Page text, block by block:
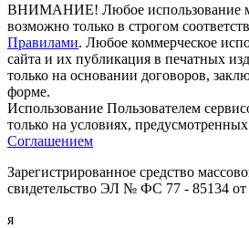
ВНИМАНИЕ! Любое использование
возможно только в строгом
Правилами. Любое коммерческое
сайта и их публикация в печатных
только на основании договоров,
форме.
Использование Пользователем
только на условиях, предусмотренных
Соглашением
Зарегистрированное средство
свидетельство ЭЛ № ФС 77 - 85134 от
я